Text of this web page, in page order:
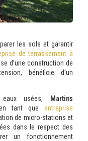
les sols et garantir
de terrassement à
d’une construction de
bénéficie d’un
usées, Martins
tant que entreprise
de micro-stations et
dans le respect des
un fonctionnement